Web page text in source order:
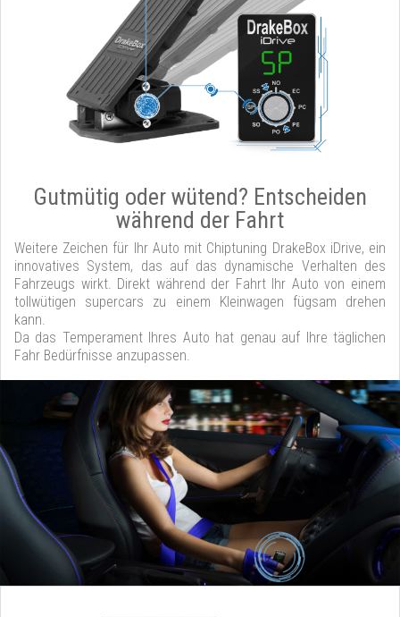
Gutmütig oder wütend? Entscheiden
während der Fahrt
Weitere Zeichen für Ihr Auto mit Chiptuning DrakeBox iDrive, ein
innovatives System, das auf das dynamische Verhalten des
Fahrzeugs wirkt. Direkt während der Fahrt Ihr Auto von einem
tollwütigen supercars zu einem Kleinwagen fügsam drehen
kann.
Da das Temperament Ihres Auto hat genau auf Ihre täglichen
Fahr Bedürfnisse anzupassen.